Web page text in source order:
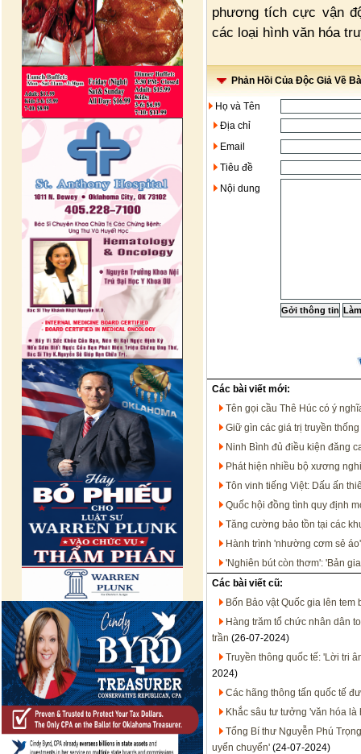
phương tích cực vận
các loại hình văn hóa
Phản Hồi Của Độc Giả Về
Họ và Tên
Địa chỉ
Email
Tiêu đề
Nội dung
Các bài viết mới:
Tên gọi cầu Thê Húc có ý
Giữ gìn các giá trị truyền
Ninh Bình đủ điều kiện đăng
Phát hiện nhiều bộ xương
Tôn vinh tiếng Việt: Dấu ấn
Quốc hội đồng tình quy định
Tăng cường bảo tồn tại các
Hành trình 'nhường cơm sẻ
'Nghiên bút còn thơm': 'Bản
Các bài viết cũ:
Bốn Bảo vật Quốc gia lên tem
Hàng trăm tổ chức nhân dân
trần (26-07-2024)
Truyền thông quốc tế: 'Lời tri
2024)
Các hãng thông tấn quốc tế
Khắc sâu tư tưởng 'văn hóa là
Tổng Bí thư Nguyễn Phú
uyển chuyển' (24-07-2024)